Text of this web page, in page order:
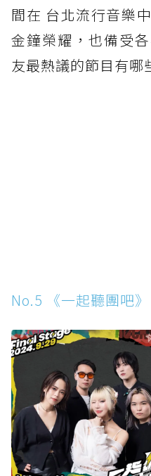
間在 台北流行音樂
金鐘榮耀，也備受
友最熱議的節目有哪
No.5 《一起聽團吧》